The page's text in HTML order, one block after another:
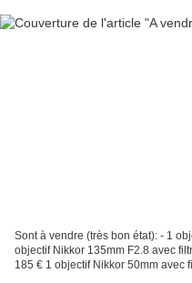
Sont à vendre (très bon état): - 1
objectif Nikkor 135mm F2.8 avec
185 € 1 objectif Nikkor 50mm avec